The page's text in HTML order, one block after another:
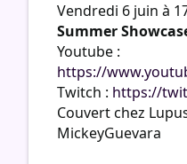
Vendredi 6 juin à
Summer
Youtube :
https://
Twitch : https://
Couvert chez
MickeyGuevara